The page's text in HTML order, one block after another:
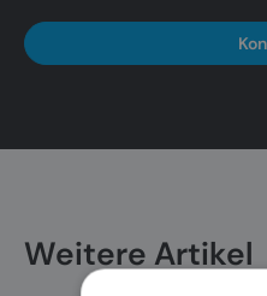
Weitere Artikel